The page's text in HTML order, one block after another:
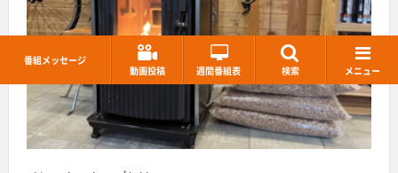
番組メッセージ
動画投稿
週間番組表 検索 メニュー